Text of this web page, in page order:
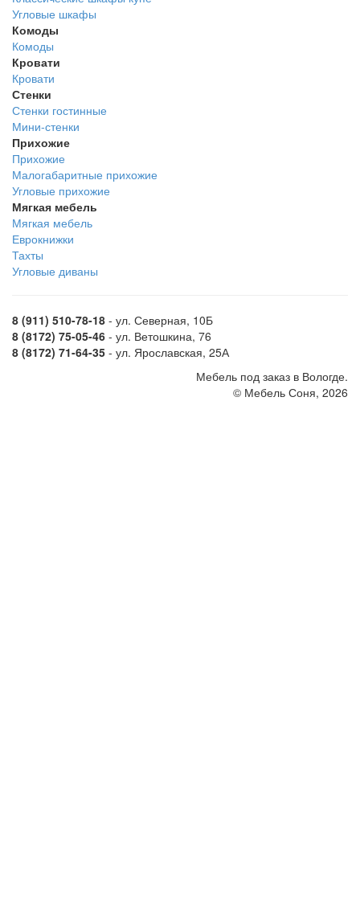
Угловые шкафы
Комоды
Комоды
Кровати
Кровати
Стенки
Стенки гостинные
Мини-стенки
Прихожие
Прихожие
Малогабаритные прихожие
Угловые прихожие
Мягкая мебель
Мягкая мебель
Еврокнижки
Тахты
Угловые диваны
8 (911) 510-78-18 - ул. Северная, 10Б
8 (8172) 75-05-46 - ул. Ветошкина, 76
8 (8172) 71-64-35 - ул. Ярославская, 25А
Мебель под заказ в Вологде.
© Мебель Соня, 2026